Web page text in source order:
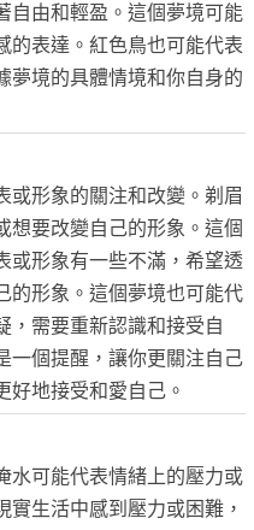
自由和輕盈。這個夢境可能
的表達。紅色鳥也可能代表
夢境的具體情境和你自身的
或形象的關注和改變。剃眉
想要改變自己的形象。這個
或形象有一些不滿，希望透
的形象。這個夢境也可能代
，需要重新認識和接受自
一個提醒，讓你更關注自己
好地接受和愛自己。
水可能代表情緒上的壓力或
實生活中感到壓力或困難，